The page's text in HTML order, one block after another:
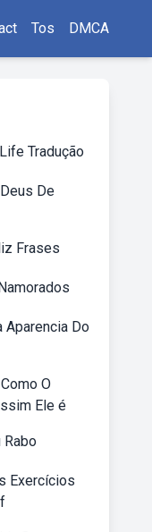
Tos DMCA
Tradução
De
Frases
Aparencia Do
O
Ele é
Rabo
Exercícios